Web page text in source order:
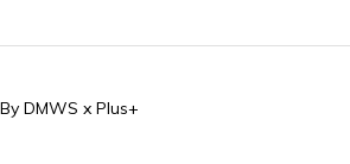
DMWS x Plus+